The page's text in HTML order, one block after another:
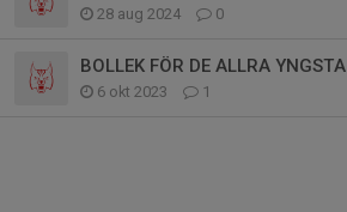
28 aug 2024 0
BOLLEK FÖR DE ALLRA YNGSTA
6 okt 2023 1